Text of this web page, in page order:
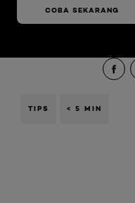
COBA SEKARANG
TIPS < 5 MIN